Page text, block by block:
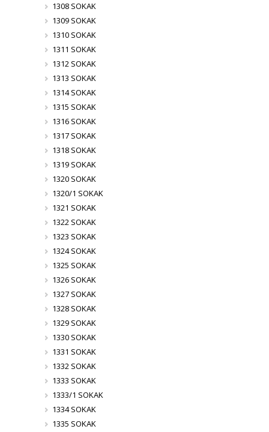
1308 SOKAK
1309 SOKAK
1310 SOKAK
1311 SOKAK
1312 SOKAK
1313 SOKAK
1314 SOKAK
1315 SOKAK
1316 SOKAK
1317 SOKAK
1318 SOKAK
1319 SOKAK
1320 SOKAK
1320/1 SOKAK
1321 SOKAK
1322 SOKAK
1323 SOKAK
1324 SOKAK
1325 SOKAK
1326 SOKAK
1327 SOKAK
1328 SOKAK
1329 SOKAK
1330 SOKAK
1331 SOKAK
1332 SOKAK
1333 SOKAK
1333/1 SOKAK
1334 SOKAK
1335 SOKAK